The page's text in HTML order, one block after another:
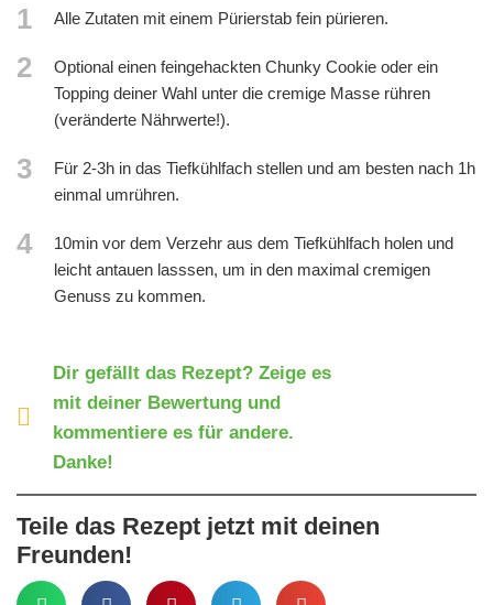
1 Alle Zutaten mit einem Pürierstab fein pürieren.
2
Optional einen feingehackten Chunky Cookie oder ein
Topping deiner Wahl unter die cremige Masse rühren
(veränderte Nährwerte!).
3
Für 2-3h in das Tiefkühlfach stellen und am besten nach 1h
einmal umrühren.
4
10min vor dem Verzehr aus dem Tiefkühlfach holen und
leicht antauen lasssen, um in den maximal cremigen
Genuss zu kommen.
Dir gefällt das Rezept? Zeige es
mit deiner Bewertung und
kommentiere es für andere.
Danke!
Teile das Rezept jetzt mit deinen
Freunden!